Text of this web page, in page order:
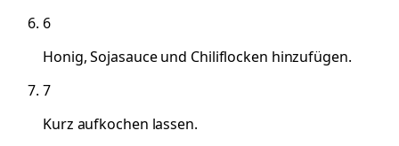
6
Honig, Sojasauce und Chiliflocken hinzufügen.
7
Kurz aufkochen lassen.